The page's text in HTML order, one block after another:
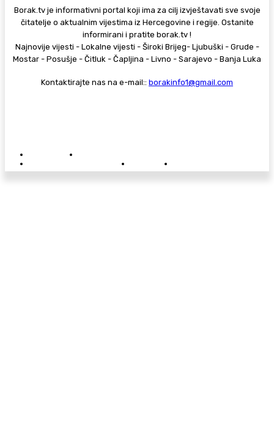
Borak.tv je informativni portal koji ima za cilj izvještavati sve svoje
čitatelje o aktualnim vijestima iz Hercegovine i regije. Ostanite
informirani i pratite borak.tv !
Najnovije vijesti - Lokalne vijesti - Široki Brijeg- Ljubuški - Grude -
Mostar - Posušje - Čitluk - Čapljina - Livno - Sarajevo - Banja Luka
Kontaktirajte nas na e-mail:: borakinfo1@gmail.com